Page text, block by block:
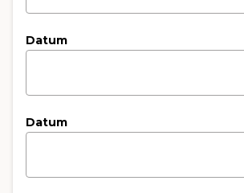
Datum
Datum